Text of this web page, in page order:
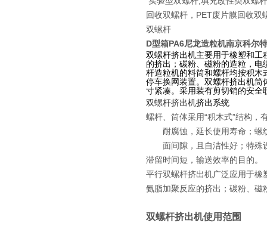
回收双螺杆，PET废片膜回收
双螺杆
D型箱PA6尼龙造粒机南京科尔特
双螺杆挤出机主要用于橡塑和
的挤出；碳粉、磁粉的造粒，
杆造粒机的料筒和螺杆均按积
停车换网装置。双螺杆挤出机
寸紧凑。采用装有剪切销的安
双螺杆挤出机挤出系统
螺杆、筒体采用“积木式”结构
耐腐蚀，延长使用寿命；螺纹
面间隙，且自洁性好；特殊设
滞留时间短，输送效率的目的。
平行双螺杆挤出机广泛应用于
氨脂加聚反应的挤出；碳粉、磁
双螺杆挤出机使用范围